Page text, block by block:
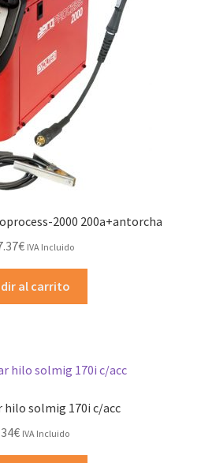
2000 200a+antorcha
€ IVA Incluido
al carrito
hilo solmig 170i c/acc
€ IVA Incluido